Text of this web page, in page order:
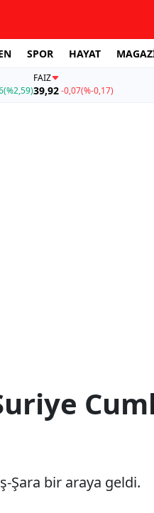
SPOR HAYAT
(%2,59)
FAİZ
39,92-0,07(%-0,17)
Şara bir araya geldi.